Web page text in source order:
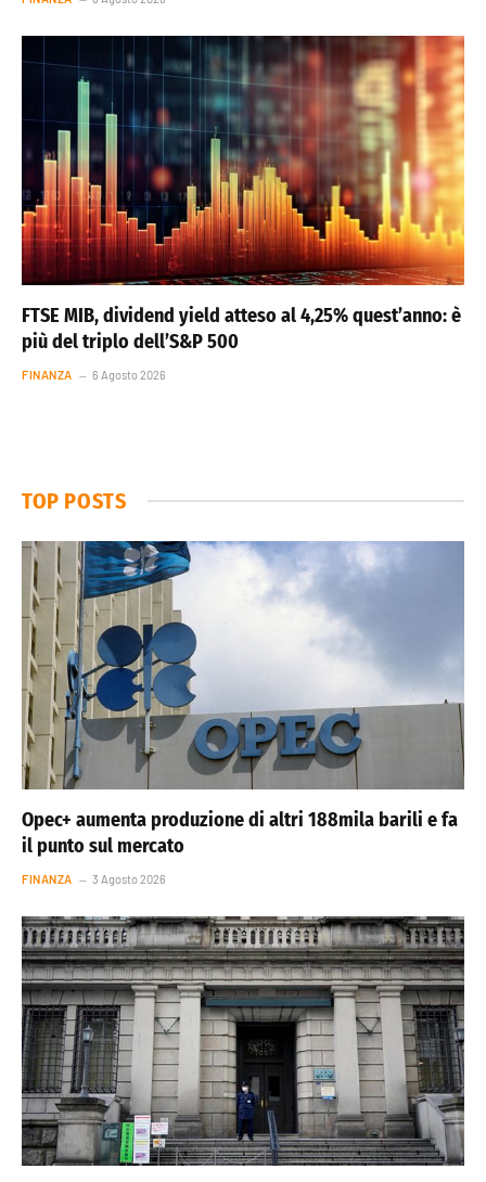
FTSE MIB, dividend yield atteso al 4,25% quest’anno: è
più del triplo dell’S&P 500
FINANZA 6 Agosto 2026
TOP POSTS
Opec+ aumenta produzione di altri 188mila barili e fa
il punto sul mercato
FINANZA 3 Agosto 2026